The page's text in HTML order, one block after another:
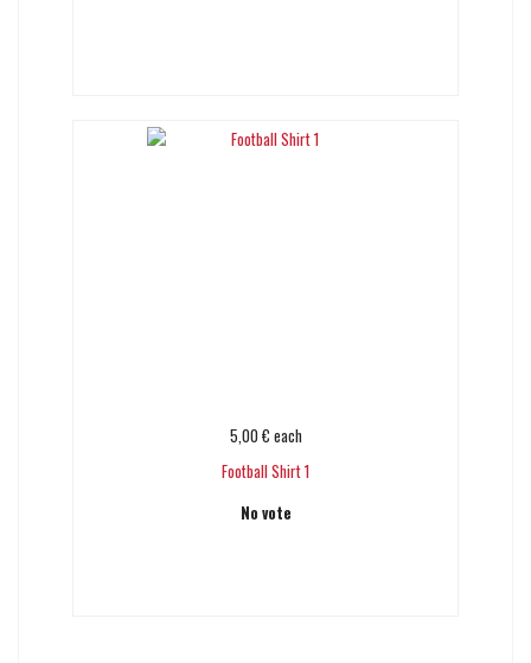
5,00 € each
Football Shirt 1
No vote